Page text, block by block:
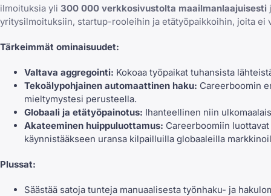
ilmoituksia yli 300 000 verkkosivustolta maailmanlaajuisesti
yritysilmoituksiin, startup-rooleihin ja etätyöpaikkoihin, joita ei
Tärkeimmät ominaisuudet:
Valtava aggregointi: Kokoaa työpaikat tuhansista
Tekoälypohjainen automaattinen haku: Careerboomin
mieltymystesi perusteella.
Globaali ja etätyöpainotus: Ihanteellinen niin
Akateeminen huippuluottamus: Careerboomiin
käynnistääkseen uransa kilpailluilla globaaleilla
Plussat:
Säästää satoja tunteja manuaalisesta työnhaku- ja